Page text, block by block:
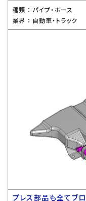
種類 ： パイプ・ホース
業界 ： 自動車・トラック
プレス部品も全てブ